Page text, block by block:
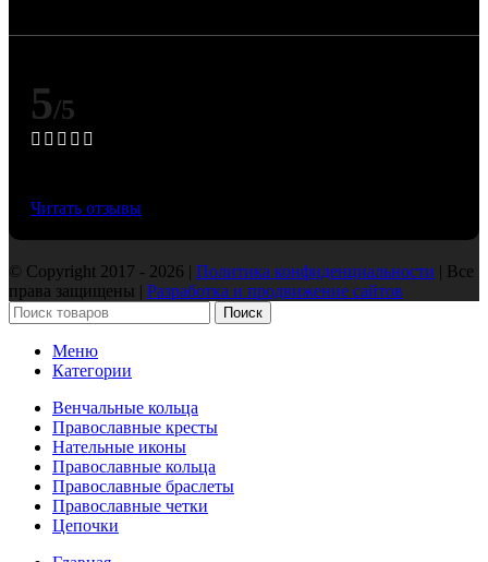
5/5
Читать отзывы
© Copyright 2017 - 2026 | Политика конфиденциальности | Все
права защищены | Разработка и продвижение сайтов
Поиск
Меню
Категории
Венчальные кольца
Православные кресты
Нательные иконы
Православные кольца
Православные браслеты
Православные четки
Цепочки